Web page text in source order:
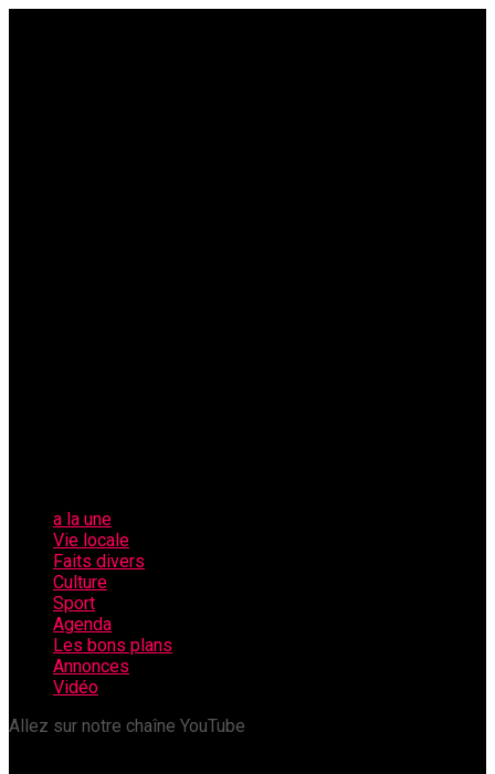
a la une
Vie locale
Faits divers
Culture
Sport
Agenda
Les bons plans
Annonces
Vidéo
Allez sur notre chaîne YouTube